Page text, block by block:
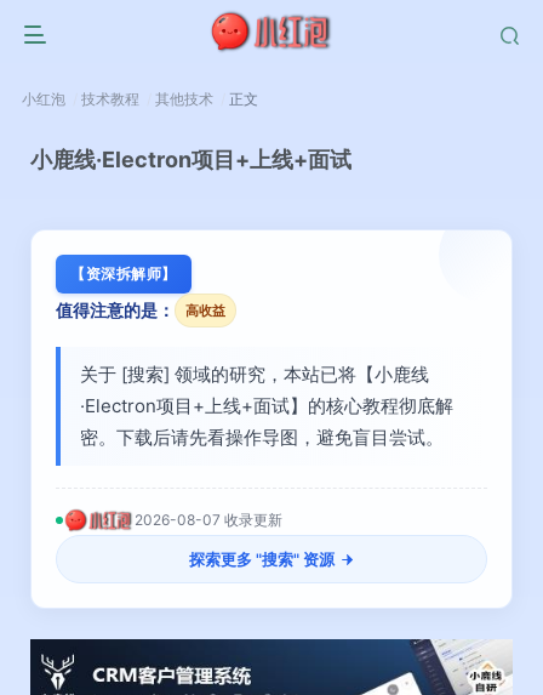
小红泡 技术教程 其他技术 正文
小鹿线·Electron项目+上线+面试
【资深拆解师】
值得注意的是： 高收益
关于 [搜索] 领域的研究，本站已将【小鹿线
·Electron项目+上线+面试】的核心教程彻底解
密。下载后请先看操作导图，避免盲目尝试。
2026-08-07 收录更新
探索更多 "搜索" 资源